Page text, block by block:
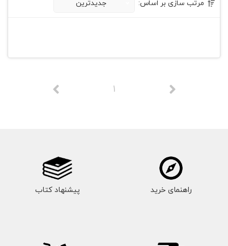
مرتب سازی بر اساس: جدیدترین
1
راهنمای خرید پیشنهاد کتاب